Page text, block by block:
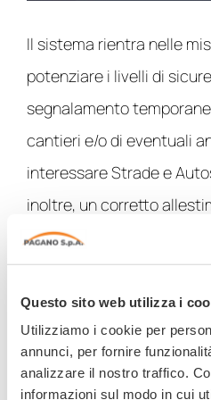
Questo sito web utilizza i
Utilizziamo i cookie per
annunci, per fornire
analizzare il nostro traffico.
informazioni sul modo in cui
Il sistema rientra nelle
potenziare i livelli di
segnalamento
cantieri e/o di eventuali
interessare Strade e
inoltre, un corretto
stessa segnaletica
standard dettati dal
luglio 2002.
Attualmente la gestione
cantieri temporanei è